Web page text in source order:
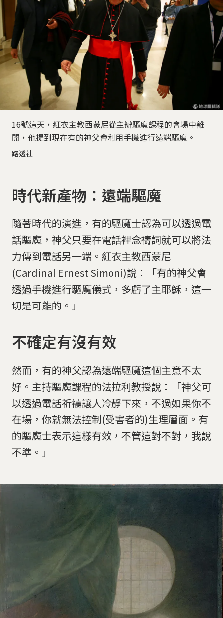
16號這天，紅衣主教西蒙尼從主辦驅魔課程的會場中離
開，他提到現在有的神父會利用手機進行遠端驅魔。
路透社
時代新產物：遠端驅魔
隨著時代的演進，有的驅魔士認為可以透過電
話驅魔，神父只要在電話裡念禱詞就可以將法
力傳到電話另一端。紅衣主教西蒙尼
(Cardinal Ernest Simoni)說：「有的神父會
透過手機進行驅魔儀式，多虧了主耶穌，這一
切是可能的。」
不確定有沒有效
然而，有的神父認為遠端驅魔這個主意不太
好。主持驅魔課程的法拉利教授說：「神父可
以透過電話祈禱讓人冷靜下來，不過如果你不
在場，你就無法控制(受害者的)生理層面。有
的驅魔士表示這樣有效，不管這對不對，我說
不準。」